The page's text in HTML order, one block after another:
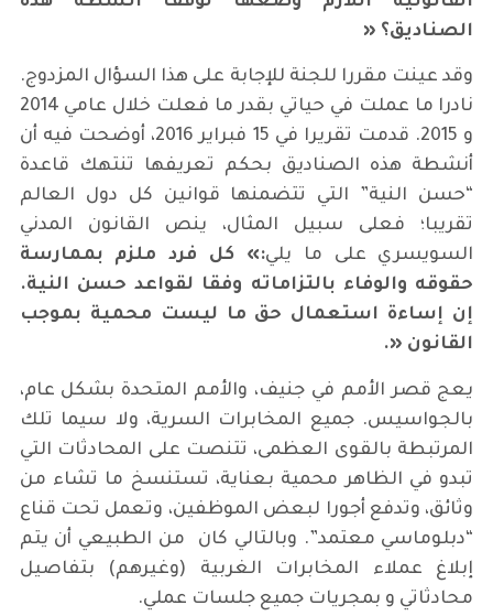
الصناديق؟ «
وقد عينت مقررا للجنة للإجابة على هذا السؤال المزدوج.
نادرا ما عملت في حياتي بقدر ما فعلت خلال عامي 2014
و 2015. قدمت تقريرا في 15 فبراير 2016، أوضحت فيه أن
أنشطة هذه الصناديق بحكم تعريفها تنتهك قاعدة
“حسن النية” التي تتضمنها قوانين كل دول العالم
تقريبا؛ فعلى سبيل المثال، ينص القانون المدني
السويسري على ما يلي:
»
كل فرد ملزم بممارسة
حقوقه والوفاء بالتزاماته وفقا لقواعد حسن النية.
إن إساءة استعمال حق ما ليست محمية بموجب
القانون «
.
يعج قصر الأمم في جنيف، والأمم المتحدة بشكل عام،
بالجواسيس. جميع المخابرات السرية، ولا سيما تلك
المرتبطة بالقوى العظمى، تتنصت على المحادثات التي
تبدو في الظاهر محمية بعناية، تستنسخ ما تشاء من
وثائق، وتدفع أجورا لبعض الموظفين، وتعمل تحت قناع
“دبلوماسي معتمد”. وبالتالي كان من الطبيعي أن يتم
إبلاغ عملاء المخابرات الغربية (وغيرهم) بتفاصيل
محادثاتي و بمجريات جميع جلسات عملي.